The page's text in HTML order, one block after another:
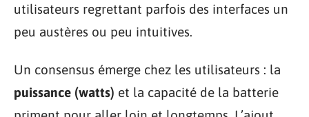
utilisateurs regrettant parfois des interfaces un
peu austères ou peu intuitives.
Un consensus émerge chez les utilisateurs : la
puissance (watts) et la capacité de la batterie